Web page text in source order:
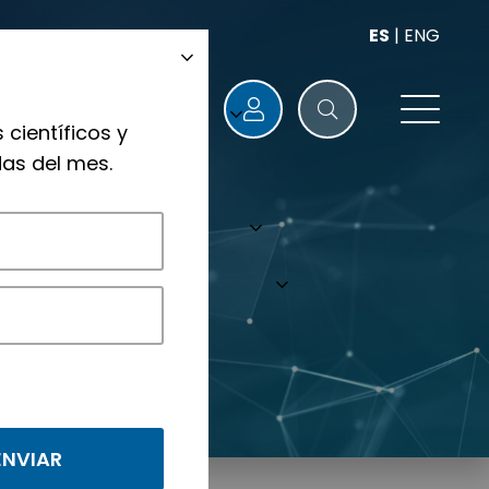
ES | ENG
científicos y
del mes.